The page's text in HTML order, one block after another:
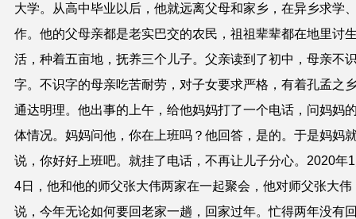
大学。从高中毕业以后，他就远离父母和家乡，在异乡求学
作。他的父母亲都是老实巴交的农民，祖祖辈辈都在地里讨
活，种着五亩地，抚养三个儿子。父亲读到了初中，母亲不
字。不识字的母亲吃苦耐劳，对子女要求严格，有着孔孟之
通达明理。他出事的上午，给他妈妈打了一个电话，问妈妈
体情况。妈妈问他，你在上班吗？他回答，是的。于是妈妈
说，你好好上班吧。就挂了电话，不再让儿子分心。 2020年1
4日，他和他的师父张大伟两家在一起聚会，他对师父张大伟
说，今年无论如何要回老家一趟，回家过年。忙得两年没有